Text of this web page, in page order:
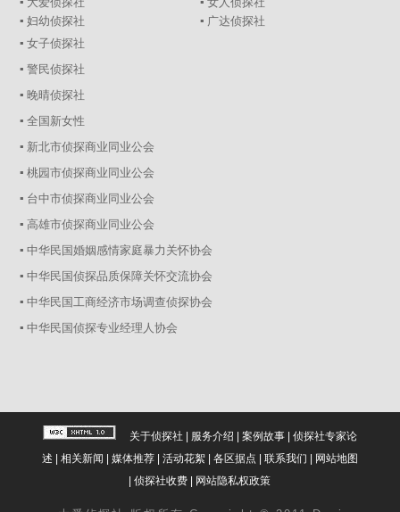
▪ 妇幼侦探社
▪ 广达侦探社
▪ 女子侦探社
▪ 警民侦探社
▪ 晚晴侦探社
▪ 全国新女性
▪ 新北市侦探商业同业公会
▪ 桃园市侦探商业同业公会
▪ 台中市侦探商业同业公会
▪ 高雄市侦探商业同业公会
▪ 中华民国婚姻感情家庭暴力关怀协会
▪ 中华民国侦探品质保障关怀交流协会
▪ 中华民国工商经济市场调查侦探协会
▪ 中华民国侦探专业经理人协会
关于侦探社 | 服务介绍 | 案例故事| 侦探社专家论
述 | 相关新闻 | 媒体推荐| 活动花絮| 各区据点 | 联系我们 | 网站地图
|侦探社收费 | 网站隐私权政策